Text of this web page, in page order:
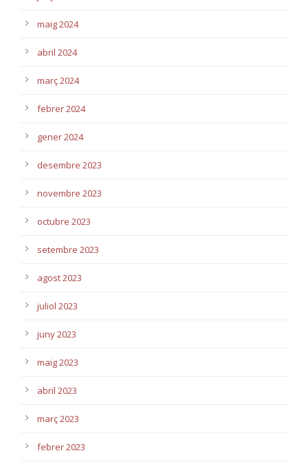
maig 2024
abril 2024
març 2024
febrer 2024
gener 2024
desembre 2023
novembre 2023
octubre 2023
setembre 2023
agost 2023
juliol 2023
juny 2023
maig 2023
abril 2023
març 2023
febrer 2023